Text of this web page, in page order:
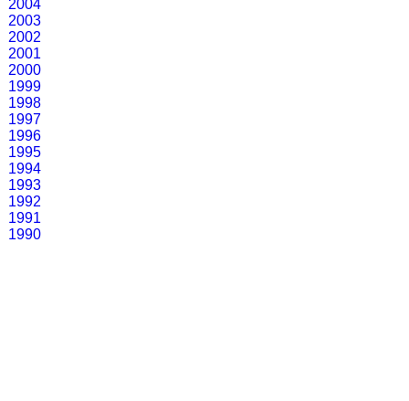
2004
2003
2002
2001
2000
1999
1998
1997
1996
1995
1994
1993
1992
1991
1990